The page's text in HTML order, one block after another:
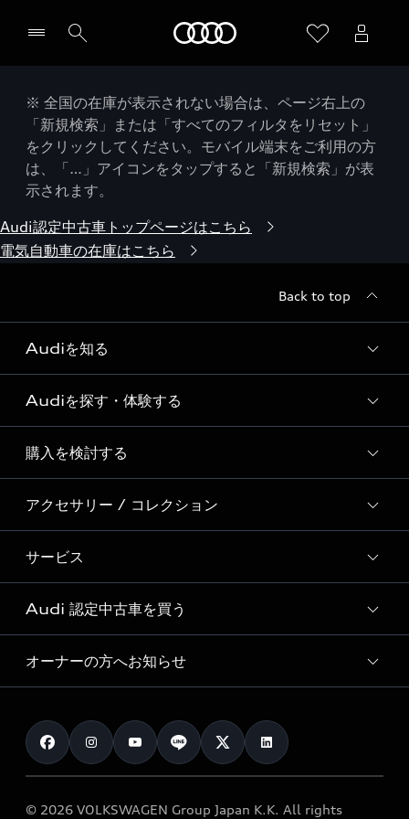
※ 全国の在庫が表示されない場合は、ページ右上の
「新規検索」または「すべてのフィルタをリセット」
をクリックしてください。モバイル端末をご利用の方
は、「…」アイコンをタップすると「新規検索」が表
示されます。
Audi認定中古車トップページはこちら
電気自動車の在庫はこちら
Back to top
Audiを知る
Audi ブランド
Story of Progress
Audi Sport
Formula 1®
デジタルサービス
Audiを探す・体験する
ディーラー検索
新車在庫検索
試乗車・展示車検索
見積もり依頼
試乗予約
購入を検討する
モデル一覧
特別仕様モデル / 限定モデル
e-tronラインアップ
価格シミュレーション
車両比較
カタログ一覧
アクセサリー / コレクション
純正アクセサリー
オンラインショップ
Audi collection
アウディナビアプリ
サービス
サービス入庫予約
サービスプログラム
メンテナンス
車検 / 定期点検
e-tronアフターサポート
Audi 認定中古車を買う
Audi認定中古車
クオリティ
保証
メンテナンス
オーナーの方へお知らせ
お知らせ
オーナー様向けキャンペーン
© 2026 VOLKSWAGEN Group Japan K.K. All rights